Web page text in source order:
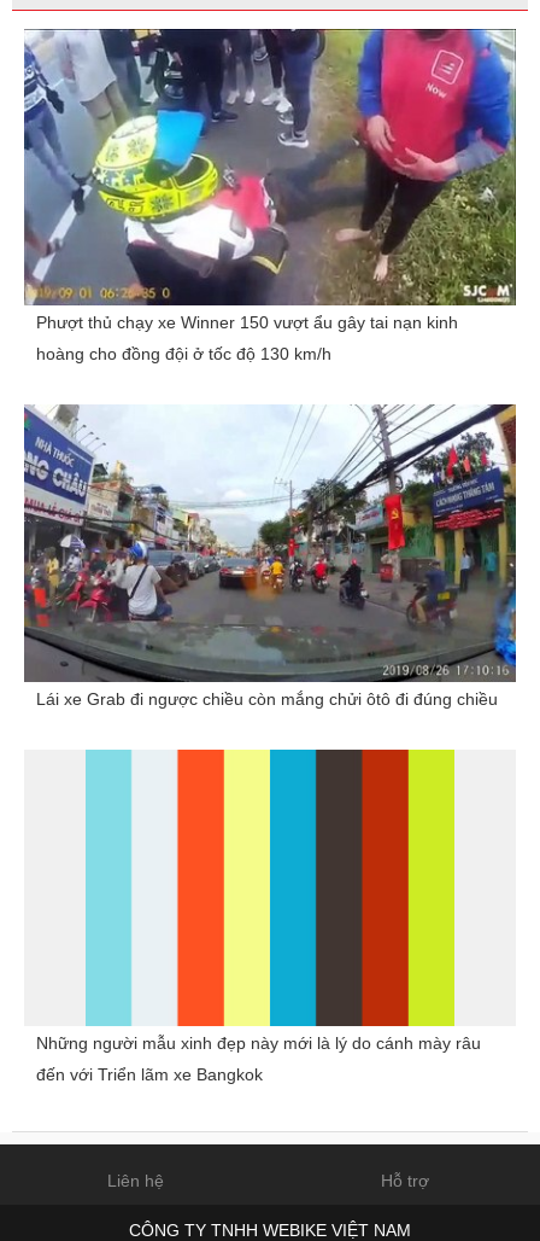
Phượt thủ chạy xe Winner 150 vượt ẩu gây tai nạn kinh
hoàng cho đồng đội ở tốc độ 130 km/h
Lái xe Grab đi ngược chiều còn mắng chửi ôtô đi đúng chiều
Những người mẫu xinh đẹp này mới là lý do cánh mày râu
đến với Triển lãm xe Bangkok
Liên hệ Hỗ trợ
CÔNG TY TNHH WEBIKE VIỆT NAM